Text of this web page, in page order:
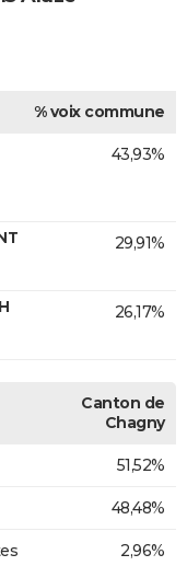
% voix commune
43,93%
29,91%
26,17%
Canton de
Chagny
51,52%
48,48%
2,96%